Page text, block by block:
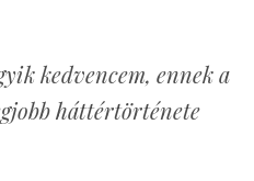
kedvencem, ennek a
háttértörténete